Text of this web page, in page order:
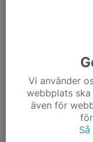
Pga kyla flyttar vi
Vi använder
webbplats
även för